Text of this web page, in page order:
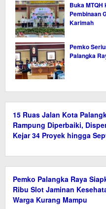
Buka MTQH
Pembinaan
Karimah
Pemko
Palangka
15 Ruas Jalan Kota
Rampung Diperbaiki,
Kejar 34 Proyek hingga
Pemko Palangka Raya
Ribu Slot Jaminan
Warga Kurang Mampu